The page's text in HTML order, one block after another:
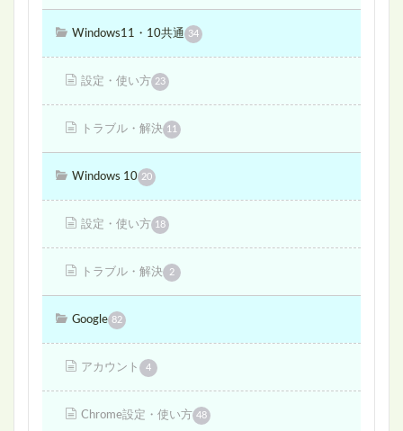
Windows11・10共通 34
設定・使い方 23
トラブル・解決 11
Windows 10 20
設定・使い方 18
トラブル・解決 2
Google 82
アカウント 4
Chrome設定・使い方 48